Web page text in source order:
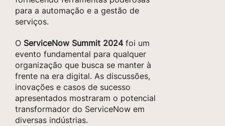
para a automação e a gestão de
serviços.
O ServiceNow Summit 2024 foi um
evento fundamental para qualquer
organização que busca se manter à
frente na era digital. As discussões,
inovações e casos de sucesso
apresentados mostraram o potencial
transformador do ServiceNow em
diversas indústrias.